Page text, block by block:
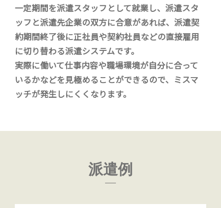
一定期間を派遣スタッフとして就業し、派遣スタ
ッフと派遣先企業の双方に合意があれば、派遣契
約期間終了後に正社員や契約社員などの直接雇用
に切り替わる派遣システムです。
実際に働いて仕事内容や職場環境が自分に合って
いるかなどを見極めることができるので、ミスマ
ッチが発生しにくくなります。
派遣例